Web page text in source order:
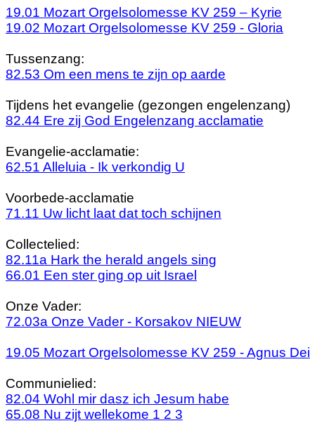
19.01 Mozart Orgelsolomesse KV 259 – Kyrie
19.02 Mozart Orgelsolomesse KV 259 - Gloria
Tussenzang:
82.53 Om een mens te zijn op aarde
Tijdens het evangelie (gezongen engelenzang)
82.44 Ere zij God Engelenzang acclamatie
Evangelie-acclamatie:
62.51 Alleluia - Ik verkondig U
Voorbede-acclamatie
71.11 Uw licht laat dat toch schijnen
Collectelied:
82.11a Hark the herald angels sing
66.01 Een ster ging op uit Israel
Onze Vader:
72.03a Onze Vader - Korsakov NIEUW
19.05 Mozart Orgelsolomesse KV 259 -Agnus Dei
Communielied:
82.04 Wohl mir dasz ich Jesum habe
65.08 Nu zijt wellekome 1 2 3